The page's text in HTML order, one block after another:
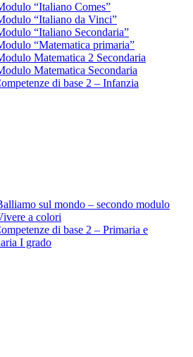
“Italiano Comes”
“Italiano da Vinci”
“Italiano Secondaria”
“Matematica primaria”
Matematica 2 Secondaria
Matematica Secondaria
di base 2 – Infanzia
sul mondo – secondo modulo
a colori
di base 2 – Primaria e
I grado